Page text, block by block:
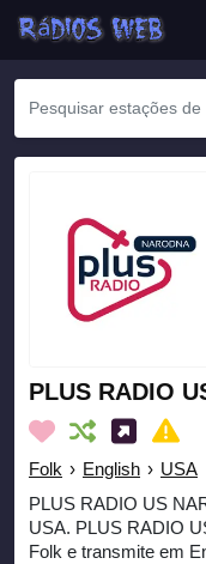
PLUS RADIO
Folk › English › USA
PLUS RADIO US
USA. PLUS RADIO
Folk e transmite em